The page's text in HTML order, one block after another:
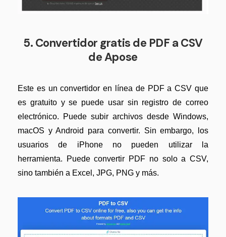
5. Convertidor gratis de PDF a CSV
de Apose
Este es un convertidor en línea de PDF a CSV que
es gratuito y se puede usar sin registro de correo
electrónico. Puede subir archivos desde Windows,
macOS y Android para convertir. Sin embargo, los
usuarios de iPhone no pueden utilizar la
herramienta. Puede convertir PDF no solo a CSV,
sino también a Excel, JPG, PNG y más.